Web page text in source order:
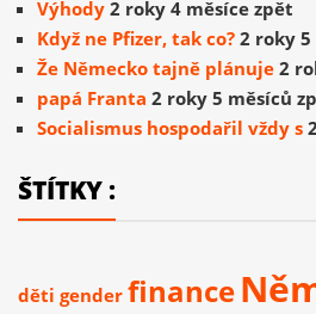
Výhody 2 roky 4 měsíce zpět
Když ne Pfizer, tak co? 2 roky
Že Německo tajně plánuje 2
papá Franta 2 roky 5 měsíců
Socialismus hospodařil vždy s
ŠTÍTKY :
děti gender finance